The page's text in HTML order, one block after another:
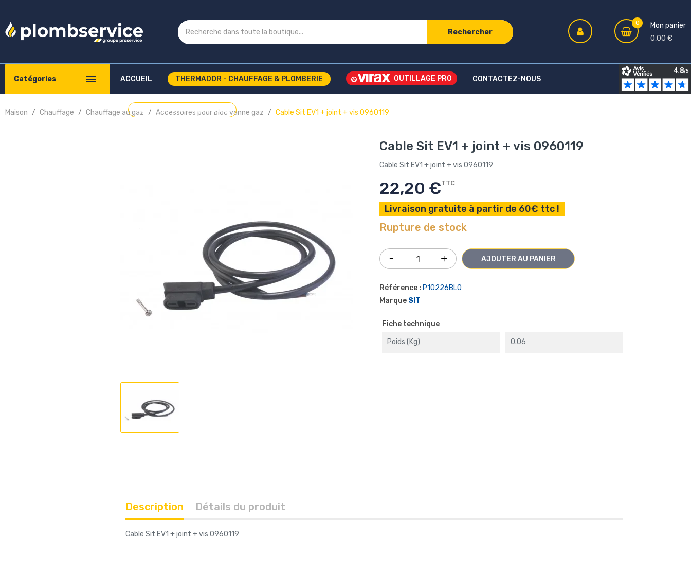
Rechercher
0
Mon panier
0,00 €
Catégories ACCUEIL THERMADOR - CHAUFFAGE & PLOMBERIE CONTACTEZ-NOUS
COMPTE PROFESSIONNEL
Maison Chauffage Chauffage au gaz Accessoires pour bloc vanne gaz Cable Sit EV1 + joint + vis 0960119
Cable Sit EV1 + joint + vis 0960119
Cable Sit EV1 + joint + vis 0960119
22,20 €TTC
Livraison gratuite à partir de 60€ ttc !
Rupture de stock
AJOUTER AU PANIER
Référence : P10226BLO
Marque SIT
Fiche technique
Poids (kg) 0.06
Description Détails du produit
Cable Sit EV1 + joint + vis 0960119